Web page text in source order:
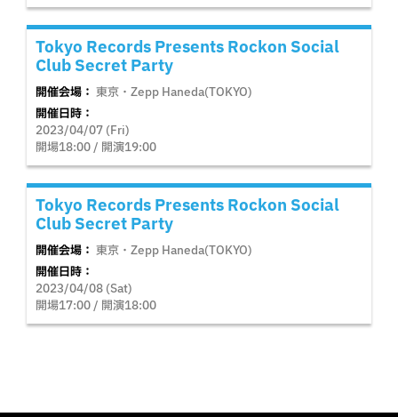
Tokyo Records Presents Rockon Social
Club Secret Party
開催会場： 東京・Zepp Haneda(TOKYO)
開催日時：
2023/04/07 (Fri)
開場18:00 / 開演19:00
Tokyo Records Presents Rockon Social
Club Secret Party
開催会場： 東京・Zepp Haneda(TOKYO)
開催日時：
2023/04/08 (Sat)
開場17:00 / 開演18:00